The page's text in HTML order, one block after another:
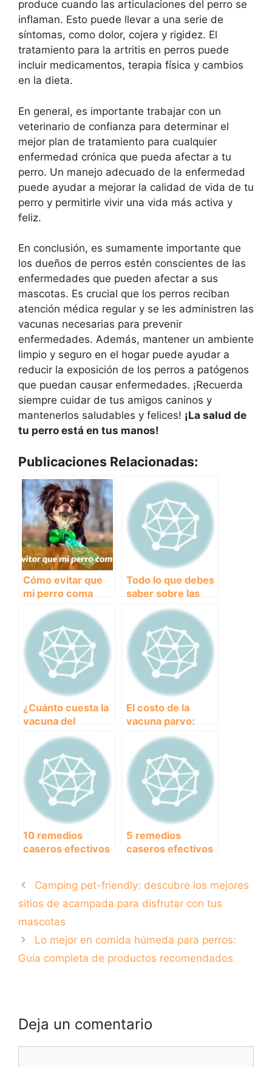
produce cuando las articulaciones del perro se
inflaman. Esto puede llevar a una serie de
síntomas, como dolor, cojera y rigidez. El
tratamiento para la artritis en perros puede
incluir medicamentos, terapia física y cambios
en la dieta.
En general, es importante trabajar con un
veterinario de confianza para determinar el
mejor plan de tratamiento para cualquier
enfermedad crónica que pueda afectar a tu
perro. Un manejo adecuado de la enfermedad
puede ayudar a mejorar la calidad de vida de tu
perro y permitirle vivir una vida más activa y
feliz.
En conclusión, es sumamente importante que
los dueños de perros estén conscientes de las
enfermedades que pueden afectar a sus
mascotas. Es crucial que los perros reciban
atención médica regular y se les administren las
vacunas necesarias para prevenir
enfermedades. Además, mantener un ambiente
limpio y seguro en el hogar puede ayudar a
reducir la exposición de los perros a patógenos
que puedan causar enfermedades. ¡Recuerda
siempre cuidar de tus amigos caninos y
mantenerlos saludables y felices! ¡La salud de
tu perro está en tus manos!
Publicaciones Relacionadas:
Cómo evitar que
mi perro coma
Todo lo que debes
saber sobre las
enfermedades
más comunes en
perros y cómo
prevenirlas
¿Cuánto cuesta la
vacuna del
parvovirus para
proteger a tu
perro?
El costo de la
vacuna parvo:
¿cuánto debes
pagar para
proteger a tu
perro?
10 remedios
caseros efectivos
5 remedios
caseros efectivos
en casa
Camping pet-friendly: descubre los mejores
sitios de acampada para disfrutar con tus
mascotas
Lo mejor en comida húmeda para perros:
Guía completa de productos recomendados
Deja un comentario